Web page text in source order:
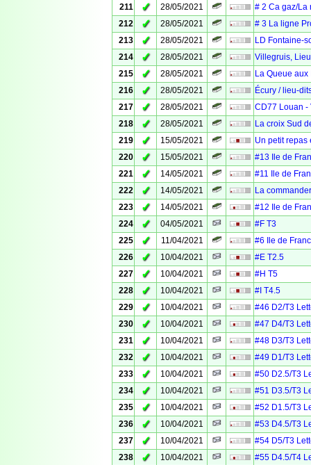
211
✓ 28/05/2021
# 2 Ca gaz/La
212
✓ 28/05/2021
# 3 La ligne
213
✓ 28/05/2021
LD Fontaine-
214
✓ 28/05/2021
Villegruis,
215
✓ 28/05/2021
La Queue
216
✓ 28/05/2021
Écury / lieu-
217
✓ 28/05/2021
CD77 Louan -
218
✓ 28/05/2021
La croix Sud
219
✓ 15/05/2021
Un petit repas
220
✓ 15/05/2021
#13 Ile de
221
✓ 14/05/2021
#11 Ile de
222
✓ 14/05/2021
La
223
✓ 14/05/2021
#12 Ile de
224
✓ 04/05/2021
#F T3
225
✓ 11/04/2021
#6 Ile de
226
✓ 10/04/2021
#E T2.5
227
✓ 10/04/2021
#H T5
228
✓ 10/04/2021
#I T4.5
229
✓ 10/04/2021
#46 D2/T3
230
✓ 10/04/2021
#47 D4/T3
231
✓ 10/04/2021
#48 D3/T3
232
✓ 10/04/2021
#49 D1/T3
233
✓ 10/04/2021
#50 D2.5/T3
234
✓ 10/04/2021
#51 D3.5/T3
235
✓ 10/04/2021
#52 D1.5/T3
236
✓ 10/04/2021
#53 D4.5/T3
237
✓ 10/04/2021
#54 D5/T3
238
✓ 10/04/2021
#55 D4.5/T4